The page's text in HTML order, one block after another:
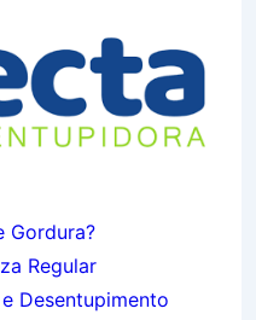
Gordura?
Regular
Desentupimento